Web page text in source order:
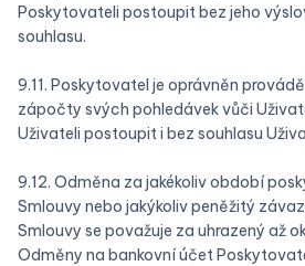
Poskytovateli postoupit bez jeho
souhlasu.
9.11. Poskytovatel je oprávněn
zápočty svých pohledávek vůči
Uživateli postoupit i bez souhlasu
9.12. Odměna za jakékoliv období
Smlouvy nebo jakýkoliv peněžitý
Smlouvy se považuje za uhrazený až
Odměny na bankovní účet